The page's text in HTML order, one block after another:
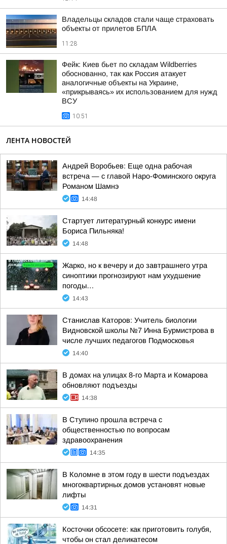
Владельцы складов стали чаще страховать
объекты от прилетов БПЛА
11:28
Фейк: Киев бьет по складам Wildberries
обоснованно, так как Россия атакует
аналогичные объекты на Украине,
«прикрываясь» их использованием для нужд
ВСУ
10:51
ЛЕНТА НОВОСТЕЙ
Андрей Воробьев: Еще одна рабочая
встреча — с главой Наро-Фоминского округа
Романом Шамнэ
14:48
Стартует литературный конкурс имени
Бориса Пильняка!
14:48
Жарко, но к вечеру и до завтрашнего утра
синоптики прогнозируют нам ухудшение
погоды…
14:43
Станислав Каторов: Учитель биологии
Видновской школы №7 Инна Бурмистрова в
числе лучших педагогов Подмосковья
14:40
В домах на улицах 8-го Марта и Комарова
обновляют подъезды
14:38
В Ступино прошла встреча с
общественностью по вопросам
здравоохранения
14:35
В Коломне в этом году в шести подъездах
многоквартирных домов установят новые
лифты
14:31
Косточки обсосете: как приготовить голубя,
чтобы он стал деликатесом